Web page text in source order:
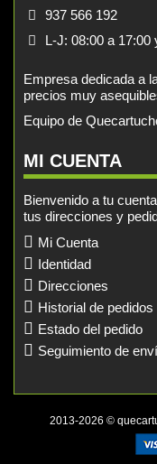
937 566 192
L-J: 08:00 a 17:00
Empresa dedicada a
precios muy
Equipo de
MI CUENTA
Bienvenido a tu
tus direcciones y
Mi Cuenta
Identidad
Direcciones
Historial de pedidos
Estado del pedido
Seguimiento de
2013-2026 ©